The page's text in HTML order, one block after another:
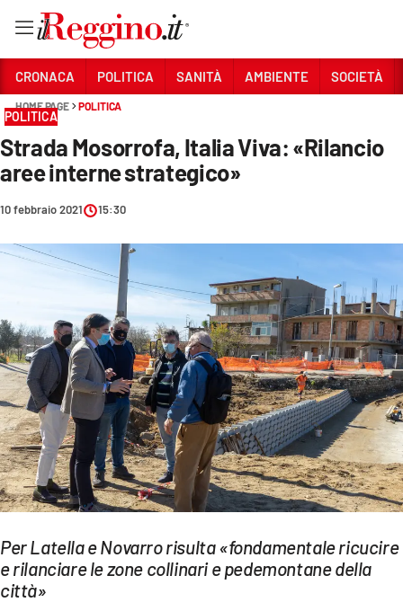
Sezioni
CRONACA
AMBIENTE
CULTURA
ECONOMIA E LAVORO
EVENTI
SPORT
Streaming
LAC TV
LAC NETWORK
CRONACA POLITICA SANITÀ AMBIENTE SOCIETÀ
HOME PAGE POLITICA
POLITICA
Strada Mosorrofa, Italia Viva: «Rilancio
aree interne strategico»
10 febbraio 2021 15:30
Per Latella e Novarro risulta «fondamentale ricucire
e rilanciare le zone collinari e pedemontane della
città»